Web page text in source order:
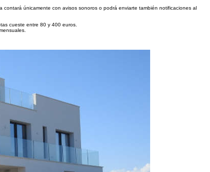
únicamente con avisos sonoros o podrá enviarte también notificaciones al
cueste entre 80 y 400 euros.